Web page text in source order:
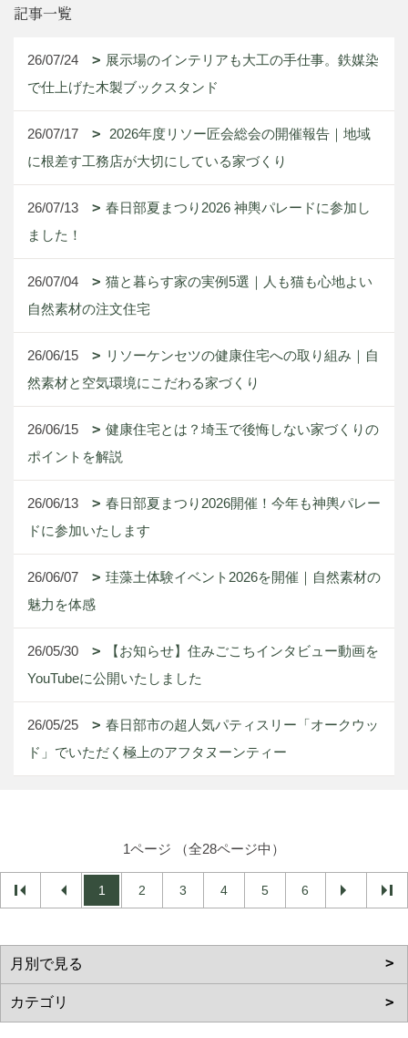
記事一覧
26/07/24
展示場のインテリアも大工の手仕事。鉄媒染
で仕上げた木製ブックスタンド
26/07/17
2026年度リソー匠会総会の開催報告｜地域
に根差す工務店が大切にしている家づくり
26/07/13
春日部夏まつり2026 神輿パレードに参加し
ました！
26/07/04
猫と暮らす家の実例5選｜人も猫も心地よい
自然素材の注文住宅
26/06/15
リソーケンセツの健康住宅への取り組み｜自
然素材と空気環境にこだわる家づくり
26/06/15
健康住宅とは？埼玉で後悔しない家づくりの
ポイントを解説
26/06/13
春日部夏まつり2026開催！今年も神輿パレー
ドに参加いたします
26/06/07
珪藻土体験イベント2026を開催｜自然素材の
魅力を体感
26/05/30
【お知らせ】住みごこちインタビュー動画を
YouTubeに公開いたしました
26/05/25
春日部市の超人気パティスリー「オークウッ
ド」でいただく極上のアフタヌーンティー
1ページ （全28ページ中）
1 2 3 4 5 6